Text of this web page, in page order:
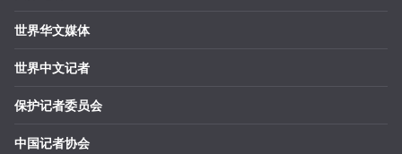
世界华文媒体
世界中文记者
保护记者委员会
中国记者协会